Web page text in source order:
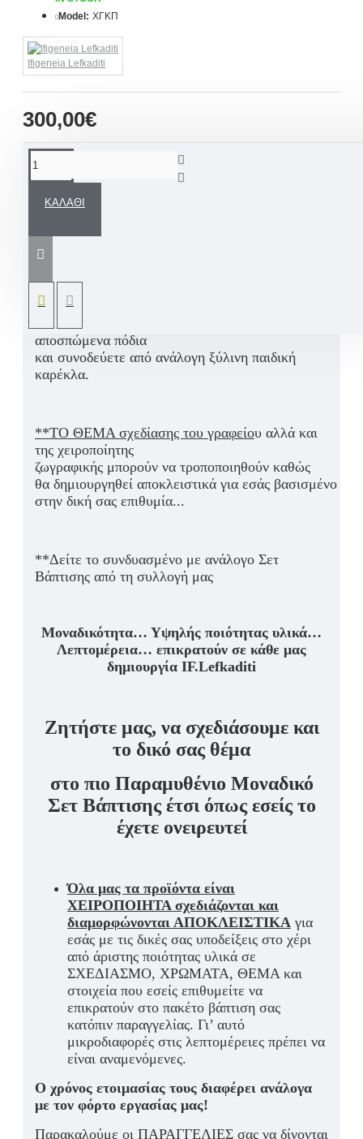
300,00€
Model: ΧΓΚΠ
Ifigeneia Lefkaditi
ΚΑΛΆΘΙ
γραφείο» ζωγραφισμένο και σχεδιασμένο εξ
ολοκλήρου στο χέρι με θέμα το ποδόσφαιρο.
ζωγραφική
αποσπώμενα πόδια
και συνοδεύετε από ανάλογη ξύλινη παιδική
καρέκλα.
**ΤΟ ΘΕΜΑ σχεδίασης του γραφείου αλλά και
της χειροποίητης
ζωγραφικής μπορούν να τροποποιηθούν καθώς
θα δημιουργηθεί αποκλειστικά για εσάς βασισμένο
στην δική σας επιθυμία...
**Δείτε το συνδυασμένο με ανάλογο Σετ
Βάπτισης από τη συλλογή μας
Μοναδικότητα… Υψηλής ποιότητας υλικά…
Λεπτομέρεια… επικρατούν σε κάθε μας
δημιουργία IF.Lefkaditi
Ζητήστε μας, να σχεδιάσουμε και
το δικό σας θέμα
στο πιο Παραμυθένιο Μοναδικό
Σετ Βάπτισης έτσι όπως εσείς το
έχετε ονειρευτεί
Όλα μας τα προϊόντα είναι
ΧΕΙΡΟΠΟΙΗΤΑ σχεδιάζονται και
διαμορφώνονται ΑΠΟΚΛΕΙΣΤΙΚΑ για
εσάς με τις δικές σας υποδείξεις στο χέρι
από άριστης ποιότητας υλικά σε
ΣΧΕΔΙΑΣΜΟ, ΧΡΩΜΑΤΑ, ΘΕΜΑ και
στοιχεία που εσείς επιθυμείτε να
επικρατούν στο πακέτο βάπτιση σας
κατόπιν παραγγελίας. Γι’ αυτό
μικροδιαφορές στις λεπτομέρειες πρέπει να
είναι αναμενόμενες.
Ο χρόνος ετοιμασίας τους διαφέρει ανάλογα
με τον φόρτο εργασίας μας!
Παρακαλούμε οι ΠΑΡΑΓΓΕΛΙΕΣ σας να δίνονται